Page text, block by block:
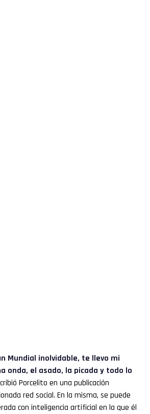
Mundial inolvidable, te llevo mi
onda, el asado, la picada y todo lo
Porcelito en una publicación
red social. En la misma, se puede
con inteligencia artificial en la que él